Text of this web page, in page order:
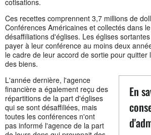
Ces recettes comprennent 3,7 millions de
Conférences Américaines et collectés dans
désaffiliations d'églises. Les églises
payer à leur conférence au moins deux
le cadre de leur accord de sortie pour quitter
des biens.
En
L'année dernière, l'agence
financière a également reçu des
répartitions de la part d'églises
qui se sont désaffiliées, mais
toutes les conférences n'ont
pas informé l'agence de la part